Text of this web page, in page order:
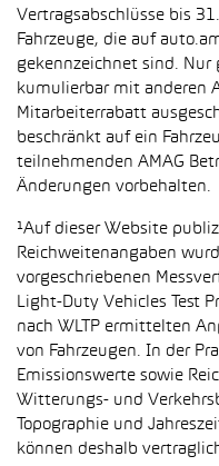
Vertragsabschlüsse bis
Fahrzeuge, die auf
gekennzeichnet sind.
kumulierbar mit anderen
Mitarbeiterrabatt
beschränkt auf ein
teilnehmenden AMAG
Änderungen vorbehalten.
¹Auf dieser Website
Reichweitenangaben
vorgeschriebenen
Light-Duty Vehicles Test
nach WLTP ermittelten
von Fahrzeugen. In der
Emissionswerte sowie
Witterungs- und
Topographie und
können deshalb